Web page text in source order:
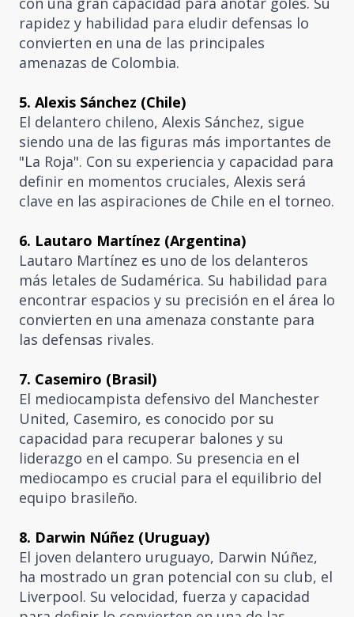
rapidez y habilidad para eludir defensas lo
convierten en una de las principales
amenazas de Colombia.
5. Alexis Sánchez (Chile)
El delantero chileno, Alexis Sánchez, sigue
siendo una de las figuras más importantes de
"La Roja". Con su experiencia y capacidad para
definir en momentos cruciales, Alexis será
clave en las aspiraciones de Chile en el torneo.
6. Lautaro Martínez (Argentina)
Lautaro Martínez es uno de los delanteros
más letales de Sudamérica. Su habilidad para
encontrar espacios y su precisión en el área lo
convierten en una amenaza constante para
las defensas rivales.
7. Casemiro (Brasil)
El mediocampista defensivo del Manchester
United, Casemiro, es conocido por su
capacidad para recuperar balones y su
liderazgo en el campo. Su presencia en el
mediocampo es crucial para el equilibrio del
equipo brasileño.
8. Darwin Núñez (Uruguay)
El joven delantero uruguayo, Darwin Núñez,
ha mostrado un gran potencial con su club, el
Liverpool. Su velocidad, fuerza y capacidad